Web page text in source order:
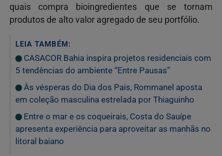
quais compra bioingredientes que se tornam
produtos de alto valor agregado de seu portfólio.
LEIA TAMBÉM:
CASACOR Bahia inspira projetos residenciais com
5 tendências do ambiente “Entre Pausas”
Às vésperas do Dia dos Pais, Rommanel aposta
em coleção masculina estrelada por Thiaguinho
Entre o mar e os coqueirais, Costa do Sauípe
apresenta experiência para aproveitar as manhãs no
litoral baiano